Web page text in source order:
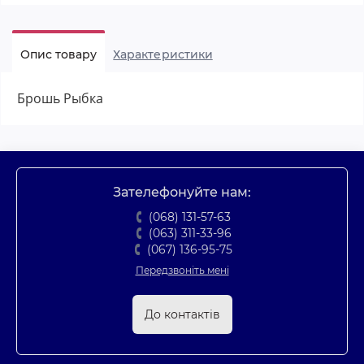
Опис товару Характеристики
Брошь Рыбка
Зателефонуйте нам:
(068) 131-57-63
(063) 311-33-96
(067) 136-95-75
Передзвоніть мені
До контактів